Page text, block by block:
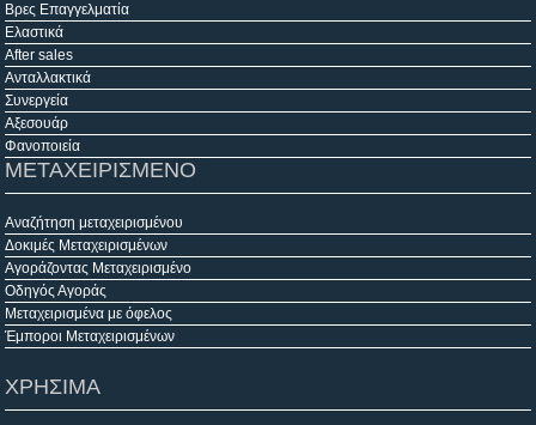
Βρες Επαγγελματία
Ελαστικά
After sales
Ανταλλακτικά
Συνεργεία
Αξεσουάρ
Φανοποιεία
ΜΕΤΑΧΕΙΡΙΣΜΕΝΟ
Αναζήτηση μεταχειρισμένου
Δοκιμές Μεταχειρισμένων
Αγοράζοντας Μεταχειρισμένο
Οδηγός Αγοράς
Μεταχειρισμένα με όφελος
Έμποροι Μεταχειρισμένων
ΧΡΗΣΙΜΑ